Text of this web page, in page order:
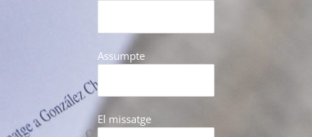
Assumpte
El missatge